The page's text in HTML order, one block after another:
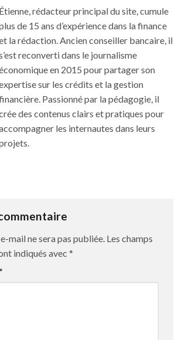
Étienne, rédacteur principal du site, cumule
de 15 ans d’expérience dans la finance
la rédaction. Ancien conseiller bancaire, il
reconverti dans le journalisme
en 2015 pour partager son
sur les crédits et la gestion
Passionné par la pédagogie, il
des contenus clairs et pratiques pour
les internautes dans leurs
mail ne sera pas publiée. Les champs
indiqués avec *
*